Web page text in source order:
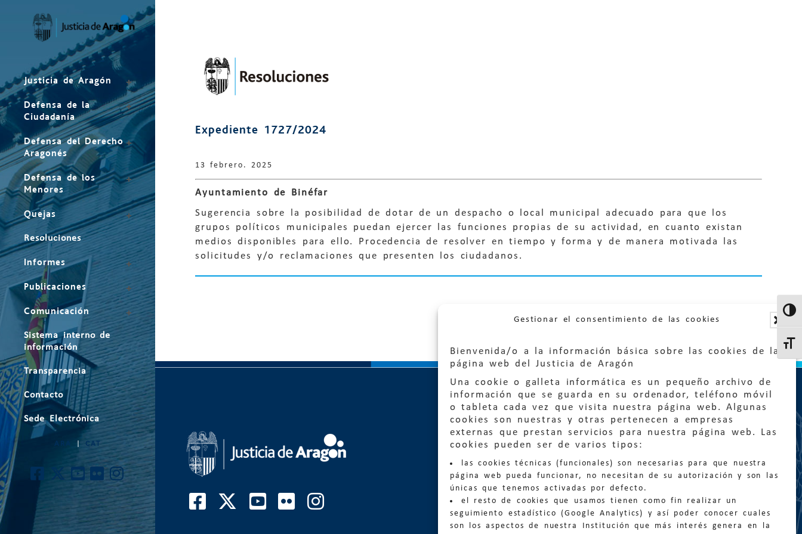
Gestionar el consentimiento de las cookies
Bienvenida/o a la información básica sobre las cookies de la
página web del Justicia de Aragón
Una cookie o galleta informática es un pequeño archivo de
información que se guarda en su ordenador, teléfono móvil
o tableta cada vez que visita nuestra página web. Algunas
cookies son nuestras y otras pertenecen a empresas
externas que prestan servicios para nuestra página web. Las
cookies pueden ser de varios tipos:
las cookies técnicas (funcionales) son necesarias para que nuestra
página web pueda funcionar, no necesitan de su autorización y son las
únicas que tenemos activadas por defecto.
el resto de cookies que usamos tienen como fin realizar un
seguimiento estadístico (Google Analytics) y así poder conocer cuales
son los aspectos de nuestra Institución que más interés genera en la
Justicia de Aragón
Defensa de la
Ciudadanía
Defensa del Derecho
Aragonés
Defensa de los
Menores
Quejas
Resoluciones
Informes
Publicaciones
Comunicación
Sistema interno de
información
Transparencia
Contacto
Sede Electrónica
ARA CAT
Expediente 1727/2024
13 febrero. 2025
Ayuntamiento de Binéfar
Sugerencia sobre la posibilidad de dotar de un despacho o local municipal adecuado para que los
grupos políticos municipales puedan ejercer las funciones propias de su actividad, en cuanto existan
medios disponibles para ello. Procedencia de resolver en tiempo y forma y de manera motivada las
solicitudes y/o reclamaciones que presenten los ciudadanos.
Quejas:quejas@eljusticiadearagon.es
Información general:
informacion@eljusticiadearagon.es
Teléfonos: 900 210 210/ 976 399 354